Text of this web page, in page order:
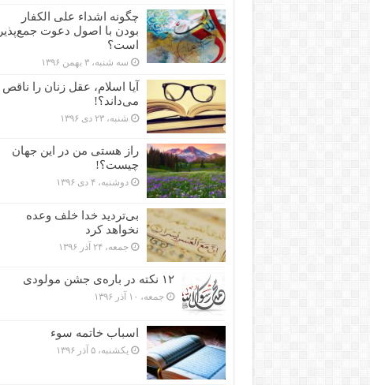
چگونه اشداء علی الکفار
بودن با اصول دعوت جمع‌پذیر
است؟
سه شنبه، ۳ بهمن ۱۳۹۶
آیا اسلام، عقل زنان را ناقص
می‌داند؟!
شنبه، ۲۳ دی ۱۳۹۶
راز هستی من در این جهان
چیست؟!
دوشنبه، ۴ دی ۱۳۹۶
بی‌تردید خدا خلف وعده
نخواهد کرد
جمعه، ۲۴ آذر ۱۳۹۶
۱۲ نکته در باره‌ی جشن مولودی
جمعه، ۱۰ آذر ۱۳۹۶
اسباب خاتمه سوء
یکشنبه، ۵ آذر ۱۳۹۶